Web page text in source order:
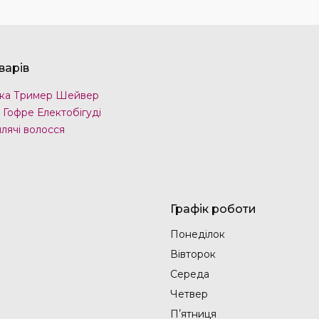
Тример Шейвер
Електобігуді
волосся
Графік роботи
Понеділок
Вівторок
Середа
Четвер
Пʼятниця